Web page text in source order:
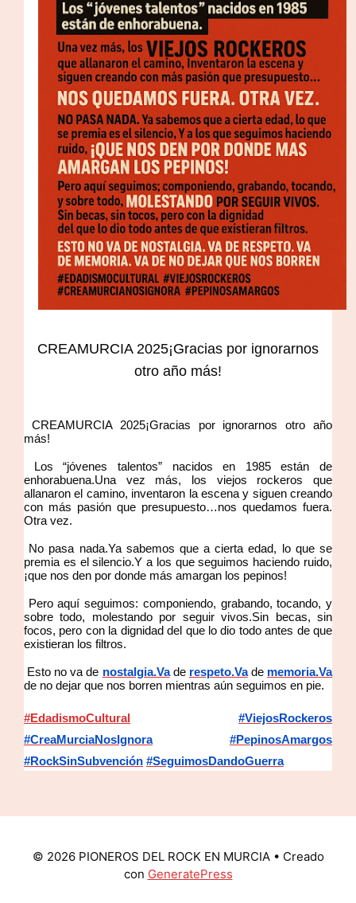
CREAMURCIA 2025¡Gracias por ignorarnos
otro año más!
CREAMURCIA 2025¡Gracias por ignorarnos otro año
más!
Los “jóvenes talentos” nacidos en 1985 están de
enhorabuena.Una vez más, los viejos rockeros que
allanaron el camino, inventaron la escena y siguen creando
con más pasión que presupuesto…nos quedamos fuera.
Otra vez.
No pasa nada.Ya sabemos que a cierta edad, lo que se
premia es el silencio.Y a los que seguimos haciendo ruido,
¡que nos den por donde más amargan los pepinos!
Pero aquí seguimos: componiendo, grabando, tocando, y
sobre todo, molestando por seguir vivos.Sin becas, sin
focos, pero con la dignidad del que lo dio todo antes de que
existieran los filtros.
Esto no va de nostalgia.Vade respeto.Vade memoria.Va
de no dejar que nos borren mientras aún seguimos en pie.
#EdadismoCultural
#ViejosRockeros
#CreaMurciaNosIgnora
#PepinosAmargos
#RockSinSubvención #SeguimosDandoGuerra
© 2026 PIONEROS DEL ROCK EN MURCIA• Creado
con GeneratePress